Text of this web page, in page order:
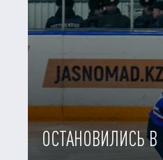
ОСТАНОВИЛИСЬ